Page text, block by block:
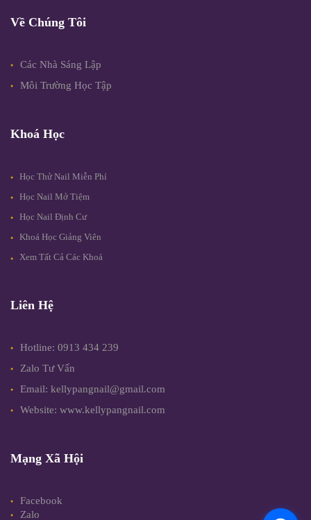
Về Chúng Tôi
Các Nhà Sáng Lập
Môi Trường Học Tập
Khoá Học
Học Thử Nail Miễn Phí
Học Nail Mở Tiệm
Học Nail Định Cư
Khoá Học Giảng Viên
Xem Tất Cả Các Khoá
Liên Hệ
Hotline: 0913 434 239
Zalo Tư Vấn
Email: kellypangnail@gmail.com
Website: www.kellypangnail.com
Mạng Xã Hội
Facebook
Zalo